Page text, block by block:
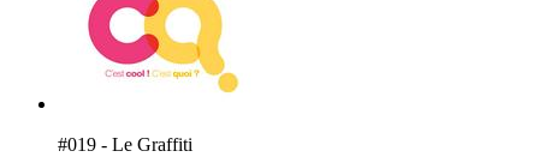
#019 - Le Graffiti